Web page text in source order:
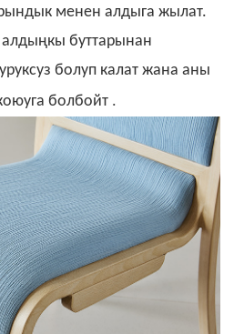
менен алдыга жылат.
алдыңкы буттарынан
болуп калат жана аны
болбойт .